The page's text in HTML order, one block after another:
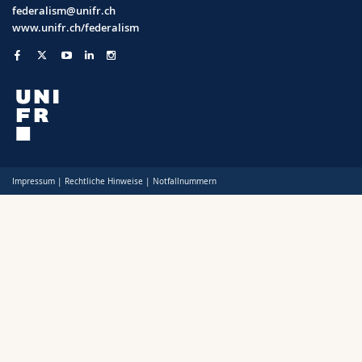
Math.-Nat. und Med. Fak.
Interfakultär
Mitarbeitende
Doktorierende
Webmail
Vorlesungsverzeichnis
MyUnifr
federalism@unifr.ch
www.unifr.ch/federalism
Impressum | Rechtliche Hinweise | Notfallnummern